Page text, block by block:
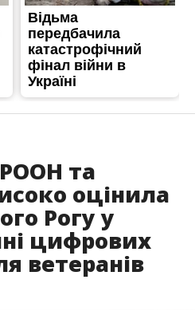
та
оцінила
Рогу у
цифрових
ветеранів